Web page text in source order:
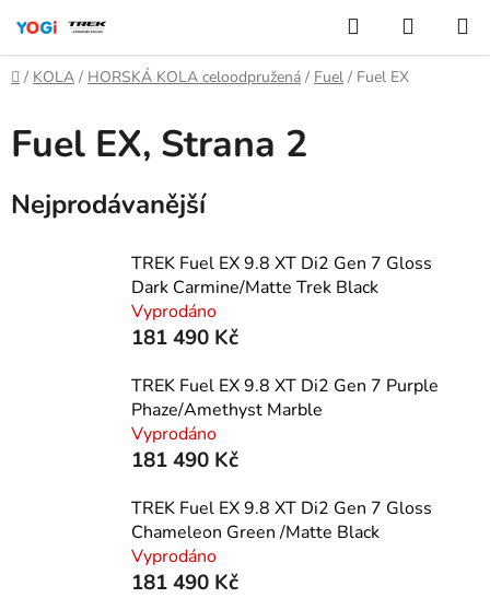
obsah
Hledat
KOŠÍK
Domů
/ KOLA / HORSKÁ KOLA celoodpružená / Fuel / Fuel EX
Fuel EX, Strana 2
Nejprodávanější
TREK Fuel EX 9.8 XT Di2 Gen 7 Gloss
Dark Carmine/Matte Trek Black
Vyprodáno
181 490 Kč
TREK Fuel EX 9.8 XT Di2 Gen 7 Purple
Phaze/Amethyst Marble
Vyprodáno
181 490 Kč
TREK Fuel EX 9.8 XT Di2 Gen 7 Gloss
Chameleon Green /Matte Black
Vyprodáno
181 490 Kč